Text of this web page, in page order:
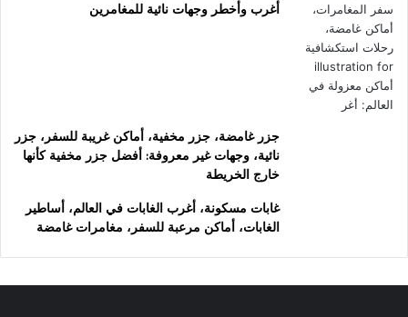
أغرب وأخطر وجهات نائية للمغامرين
جزر غامضة، جزر مخفية، أماكن غريبة للسفر، جزر
نائية، وجهات غير معروفة: أفضل جزر مخفية كأنها
خارج الخريطة
غابات مسكونة، أغرب الغابات في العالم، أساطير
الغابات، أماكن مرعبة للسفر، مغامرات غامضة